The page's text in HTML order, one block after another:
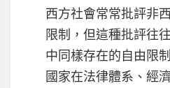
西方社會常常批評非
限制，但這種批評往
中同樣存在的自由限
國家在法律體系、經